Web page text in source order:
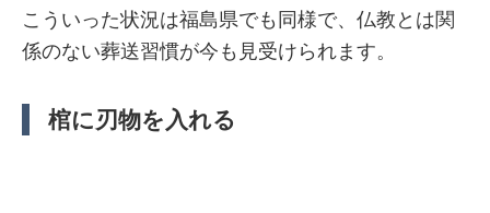
こういった状況は福島県でも同様で、仏教とは関
係のない葬送習慣が今も見受けられます。
棺に刃物を入れる